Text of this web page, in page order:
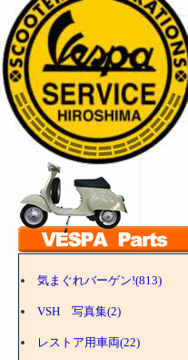
気まぐれバーゲン!(813)
VSH 写真集(2)
レストア用車両(22)